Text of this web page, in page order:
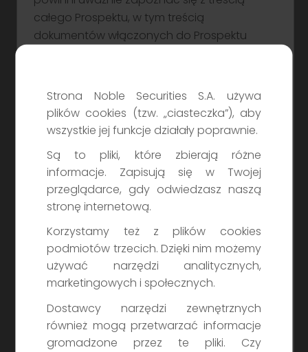
całego Prospektu, w tym treścią
dokumentów włączonych do Prospektu
w Obligacje, opisanymi w punktach
Prospektu zatytułowanych „Czynniki ryzyka”
oraz Ostatecznymi Warunkami Emisji danej
dotyczące nabywania papierów
wartościowych Spółki powinny być
podejmowane po analizie treści całego
Prospektu oraz Ostatecznych Warunków
Emisji danej serii Obligacji. W celu uzyskania
pełnych informacji na temat Spółki i oferty
publicznej Obligacji konieczne jest łączne
zapoznanie się z Prospektem, suplementami
i komunikatami aktualizującymi do Prospektu
oraz Ostatecznymi Warunkami Emisji danej
serii Obligacji.
z potrąceniem
Zaloguj się do myNSapp
Dokumenty dotyczące
obligacji:
Prospekt emisyjny
na stronie Emitenta
Przeczytaj
Ogólne Warunki Emisji (OWE)
Strona Noble Securities S.A. używa
plików cookies (tzw. „ciasteczka”), aby
wszystkie jej funkcje działały poprawnie.
Są to pliki, które zbierają różne
informacje. Zapisują się w Twojej
przeglądarce, gdy odwiedzasz naszą
stronę internetową.
Korzystamy też z plików cookies
podmiotów trzecich. Dzięki nim możemy
używać narzędzi analitycznych,
marketingowych i społecznych.
Dostawcy narzędzi zewnętrznych
również mogą przetwarzać informacje
gromadzone przez te pliki. Czy